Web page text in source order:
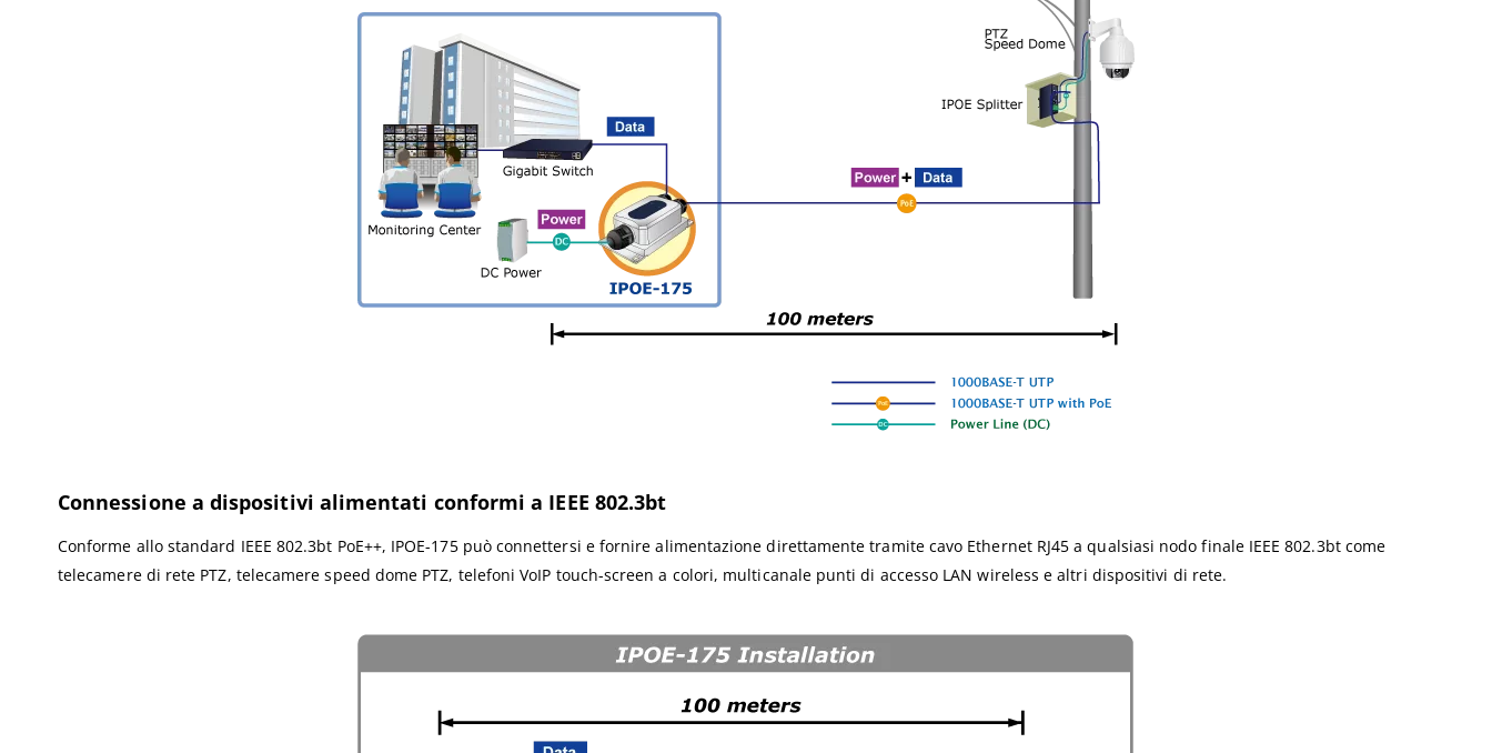
Connessione a dispositivi alimentati conformi a IEEE 802.3bt
Conforme allo standard IEEE 802.3bt PoE++, IPOE-175 può connettersi e fornire alimentazione direttamente tramite cavo Ethernet RJ45 a qualsiasi nodo finale IEEE 802.3bt come
telecamere di rete PTZ, telecamere speed dome PTZ, telefoni VoIP touch-screen a colori, multicanale punti di accesso LAN wireless e altri dispositivi di rete.